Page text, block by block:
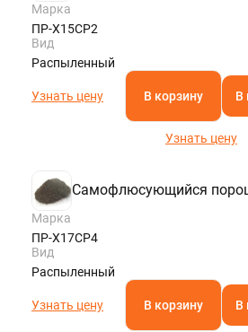
Марка
ПР-Х15СР2
Вид
Распыленный
Узнать цену В корзину В
Узнать цену
Самофлюсующийся
Марка
ПР-Х17СР4
Вид
Распыленный
Узнать цену В корзину В